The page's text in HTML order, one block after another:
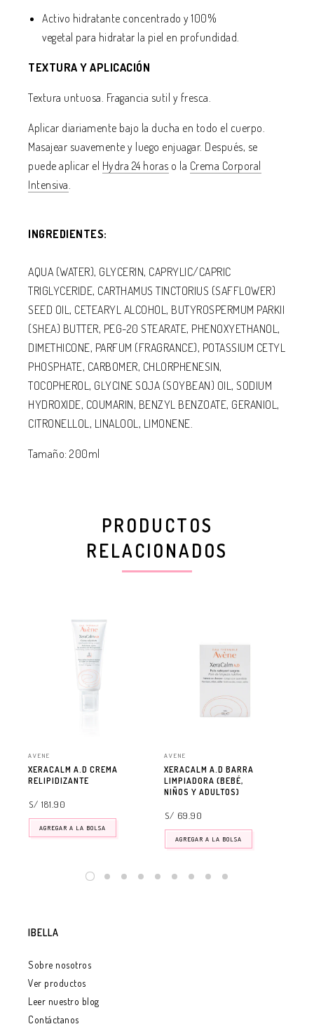
Activo hidratante concentrado y 100%
vegetal para hidratar la piel en profundidad.
TEXTURA Y APLICACIÓN
Textura untuosa. Fragancia sutil y fresca.
Aplicar diariamente bajo la ducha en todo el cuerpo.
Masajear suavemente y luego enjuagar. Después, se
puede aplicar el Hydra 24 horas o la Crema Corporal
Intensiva.
INGREDIENTES:
AQUA (WATER), GLYCERIN, CAPRYLIC/CAPRIC
TRIGLYCERIDE, CARTHAMUS TINCTORIUS (SAFFLOWER)
SEED OIL, CETEARYL ALCOHOL, BUTYROSPERMUM PARKII
(SHEA) BUTTER, PEG-20 STEARATE, PHENOXYETHANOL,
DIMETHICONE, PARFUM (FRAGRANCE), POTASSIUM CETYL
PHOSPHATE, CARBOMER, CHLORPHENESIN,
TOCOPHEROL, GLYCINE SOJA (SOYBEAN) OIL, SODIUM
HYDROXIDE, COUMARIN, BENZYL BENZOATE, GERANIOL,
CITRONELLOL, LINALOOL, LIMONENE.
Tamaño: 200ml
PRODUCTOS
RELACIONADOS
AVENE
XERACALM A.D CREMA
RELIPIDIZANTE
S/ 181.90
AGREGAR A LA BOLSA
AVENE
XERACALM A.D BARRA
LIMPIADORA (BEBÉ,
NIÑOS Y ADULTOS)
S/ 69.90
AGREGAR A LA BOLSA
IBELLA
Sobre nosotros
Ver productos
Leer nuestro blog
Contáctanos